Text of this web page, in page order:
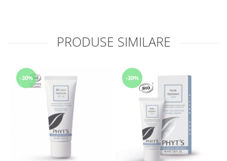
PRODUSE SIMILARE
-30% -30%